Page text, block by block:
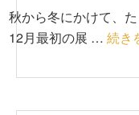
秋から冬にかけて、
12月最初の展 … 続き